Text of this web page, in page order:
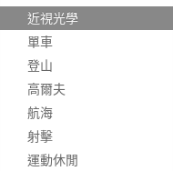
近視光學
單車
登山
高爾夫
航海
射擊
運動休閒